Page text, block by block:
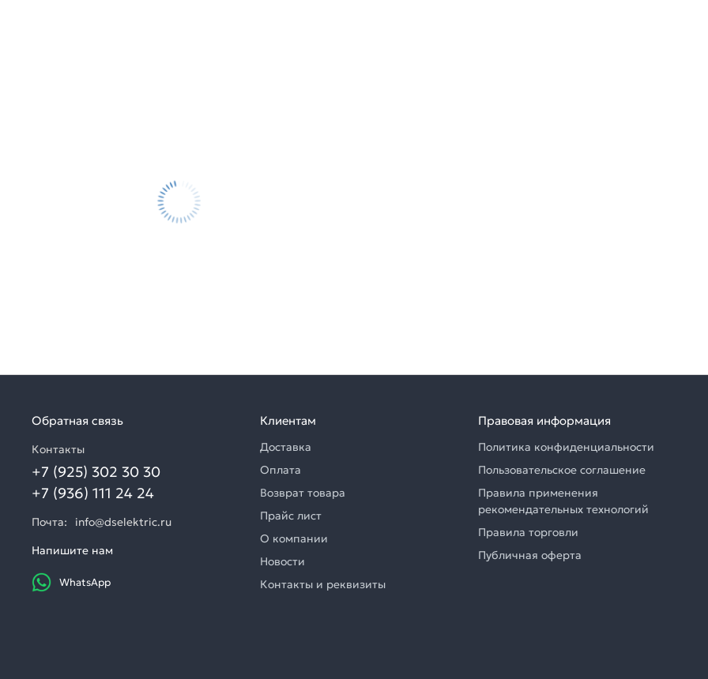
Обратная связь
Контакты
+7 (925) 302 30 30
+7 (936) 111 24 24
Почта:
info@dselektric.ru
Напишите нам
WhatsApp
Клиентам
Доставка
Оплата
Возврат товара
Прайс лист
О компании
Новости
Контакты и реквизиты
Правовая информация
Политика конфиденциальности
Пользовательское соглашение
Правила применения
рекомендательных технологий
Правила торговли
Публичная оферта